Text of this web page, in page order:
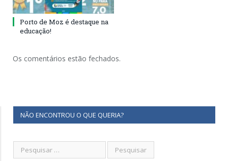
Porto de Moz é destaque na
educação!
Os comentários estão fechados.
NÃO ENCONTROU O QUE QUERIA?